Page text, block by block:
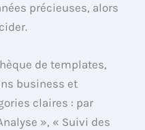
précieuses, alors
de templates,
business et
claires : par
», « Suivi des